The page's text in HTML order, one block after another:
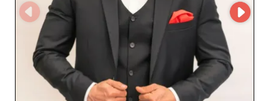
erkeklere yönelik prestijli ürünlerle portföyünü
zenginleştirmek isteyenler için vazgeçilmez bir seçimdir.
Aljeka Grupa'in iş ortağı ağına katılın ve verimli, uzun
vadeli bir iş birliğinin avantajlarından yararlanın.